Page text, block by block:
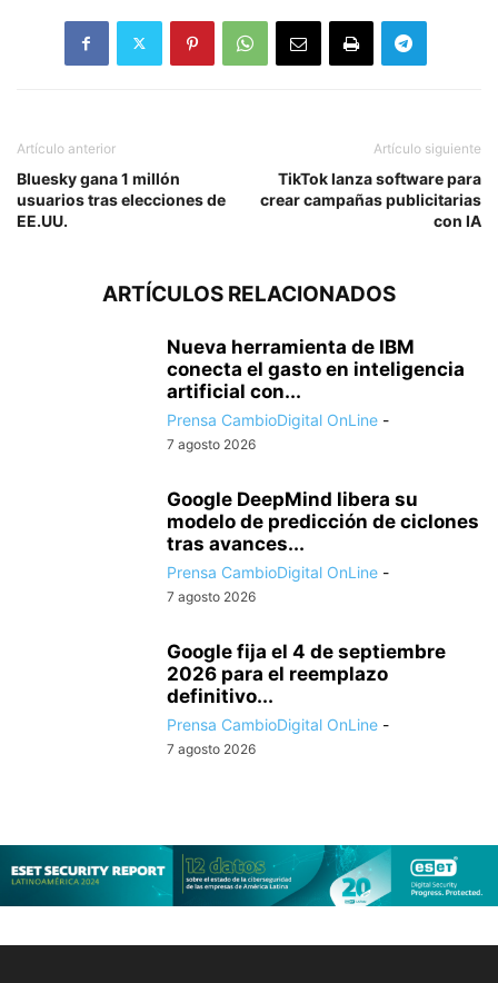
Artículo anterior
Bluesky gana 1 millón
usuarios tras elecciones de
EE.UU.
Artículo siguiente
TikTok lanza software para
crear campañas publicitarias
con IA
ARTÍCULOS RELACIONADOS
Nueva herramienta de IBM
conecta el gasto en inteligencia
artificial con...
Prensa CambioDigital OnLine -
7 agosto 2026
Google DeepMind libera su
modelo de predicción de ciclones
tras avances...
Prensa CambioDigital OnLine -
7 agosto 2026
Google fija el 4 de septiembre
2026 para el reemplazo
definitivo...
Prensa CambioDigital OnLine -
7 agosto 2026